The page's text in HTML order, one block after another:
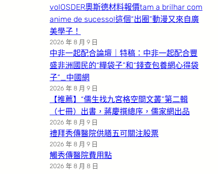
volOSDER奧斯德材料報價tam a brilhar com
anime de sucesso!這個“出圈”動漫又來自廣
美學子！
2026 年 8 月 9 日
中非一起配合論壇｜特稿：中非一起配合豐
盛非洲國民的“糧袋子”和“錢查包養網心得袋
子”_中國網
2026 年 8 月 9 日
【推薦】“儒生找九宮格空間文叢”第二輯
（七冊）出書，蔣慶撰總序，儒家網出品
2026 年 8 月 9 日
禮拜秀傳醫院供膳五可關注股票
2026 年 8 月 9 日
觸秀傳醫院費用點
2026 年 8 月 8 日